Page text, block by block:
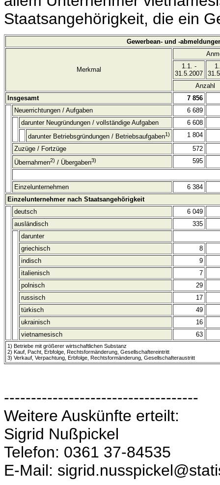
Staatsangehörigkeit, die ein
Gewerbean- und -
Merkmal
1.1. -
31.5.2007
Anzahl
Insgesamt
7 856
Neuerrichtungen / Aufgaben
6 689
darunter Neugründungen / vollständige Aufgaben
6 608
darunter Betriebsgründungen / Betriebsaufgaben1)
1 804
Zuzüge / Fortzüge
572
Übernahmen2) / Übergaben3) 595
Einzelunternehmen
6 384
Einzelunternehmer nach Staatsangehörigkeit
deutsch
6 049
ausländisch
335
darunter
griechisch
8
indisch
9
italienisch
7
polnisch
29
russisch
17
türkisch
49
ukrainisch
16
vietnamesisch
63
1) Betriebe mit größerer wirtschaftlichen Substanz
2) Kauf, Pacht, Erbfolge, Rechtsformänderung, Gesellschaftereintritt
3) Verkauf, Verpachtung, Erbfolge, Rechtsformänderung, Gesellschafteraustritt
------------------------------------
Weitere Auskünfte erteilt:
Sigrid Nußpickel
Telefon: 0361 37-84535
E-Mail: